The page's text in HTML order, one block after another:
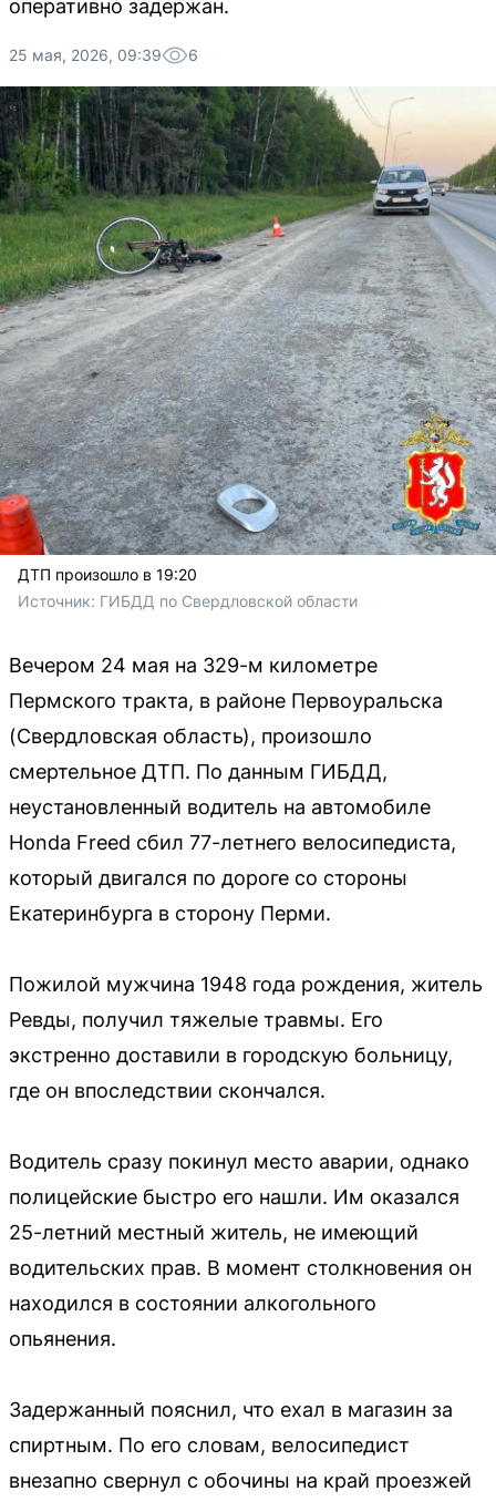
оперативно задержан.
25 мая, 2026, 09:39 6
ДТП произошло в 19:20
Источник: ГИБДД по Свердловской области
Вечером 24 мая на 329-м километре
Пермского тракта, в районе Первоуральска
(Свердловская область), произошло
смертельное ДТП. По данным ГИБДД,
неустановленный водитель на автомобиле
Honda Freed сбил 77-летнего велосипедиста,
который двигался по дороге со стороны
Екатеринбурга в сторону Перми.
Пожилой мужчина 1948 года рождения, житель
Ревды, получил тяжелые травмы. Его
экстренно доставили в городскую больницу,
где он впоследствии скончался.
Водитель сразу покинул место аварии, однако
полицейские быстро его нашли. Им оказался
25-летний местный житель, не имеющий
водительских прав. В момент столкновения он
находился в состоянии алкогольного
опьянения.
Задержанный пояснил, что ехал в магазин за
спиртным. По его словам, велосипедист
внезапно свернул с обочины на край проезжей